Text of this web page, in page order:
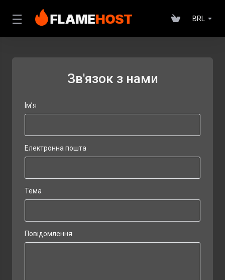
BRL
Зв'язок з нами
Ім’я
Електронна пошта
Тема
Повідомлення